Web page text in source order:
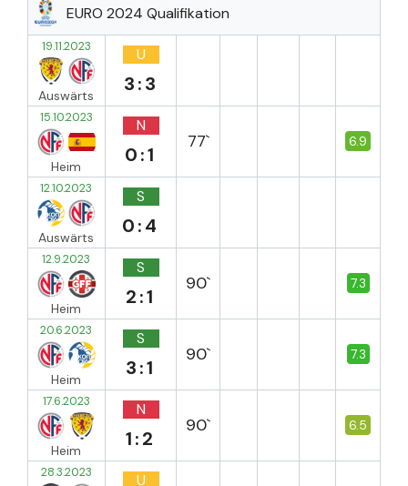
EURO 2024 Qualifikation
19.11.2023
Auswärts
U
3:3
15.10.2023
Heim
N
0:1
77` 6.9
12.10.2023
Auswärts
S
0:4
12.9.2023
Heim
S
2:1
90` 7.3
20.6.2023
Heim
S
3:1
90` 7.3
17.6.2023
Heim
N
1:2
90` 6.5
28.3.2023 U